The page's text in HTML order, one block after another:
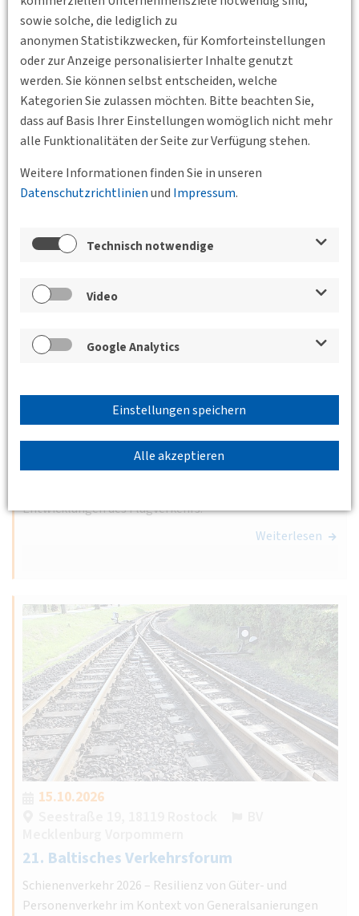
sowie solche, die lediglich zu
anonymen Statistikzwecken, für Komforteinstellungen
oder zur Anzeige personalisierter Inhalte genutzt
werden. Sie können selbst entscheiden, welche
Kategorien Sie zulassen möchten. Bitte beachten Sie,
dass auf Basis Ihrer Einstellungen womöglich nicht mehr
alle Funktionalitäten der Seite zur Verfügung stehen.
Weitere Informationen finden Sie in unseren
Datenschutzrichtlinienund Impressum.
Technisch notwendige
Video
Google Analytics
Einstellungen speichern
Alle akzeptieren
08.10.2026 10:00 - 09.10.2026 13:30
Haus der Bayrischen Wirtschaft, München
DACH-Tagung 2026
Unser Alpenverkehr: Grenzen überwinden, Regionen
in Kooperation mit der 8. EUSALP Mobility Conference
13.10.2026 17:30 - 19:00
Württemberg e.V.
Rolle der Flughäfen bei der künftigen
Entwicklung des Flugverkehrs
Ralph Beisel, Hauptgeschäftsführer des
Entwicklungen des Flugverkehrs.
Weiterlesen
15.10.2026
21. Baltisches Verkehrsforum
Schienenverkehr 2026 – Resilienz von Güter- und
Personenverkehr im Kontext von Generalsanierungen